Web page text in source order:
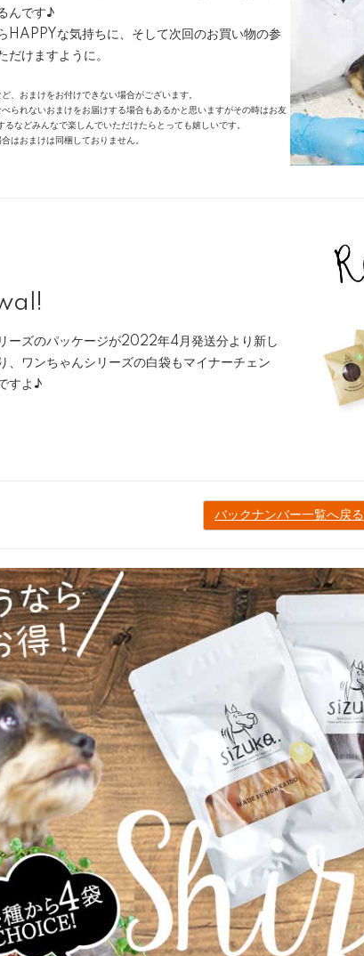
んです♪
HAPPYな気持ちに、そして次回のお買い物の参
だけますように。
、おまけをお付けできない場合がございます。
られないおまけをお届けする場合もあるかと思いますがその時はお友
るなどみんなで楽しんでいただけたらとっても嬉しいです。
はおまけは同梱しておりません。
ーズのパッケージが2022年4月発送分より新し
、ワンちゃんシリーズの白袋もマイナーチェン
すよ♪
バックナンバー一覧へ戻る